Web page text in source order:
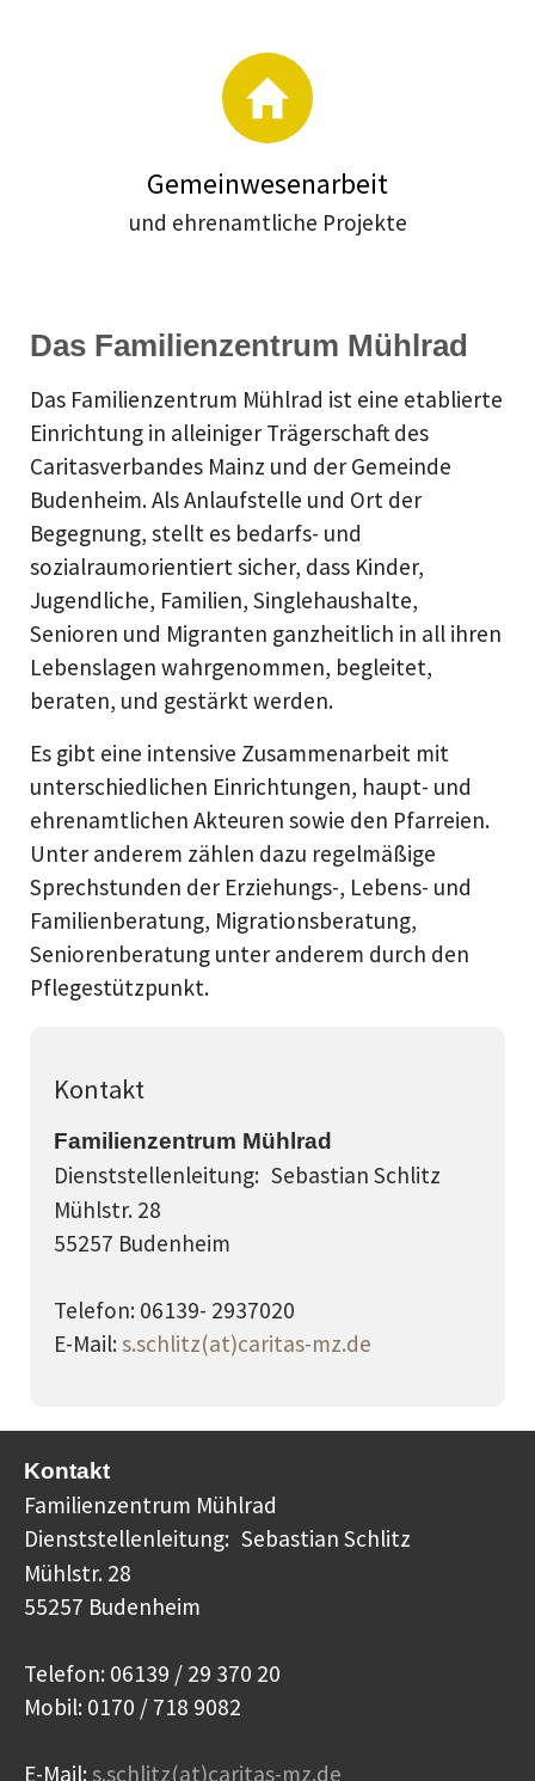
Gemeinwesenarbeit
und ehrenamtliche Projekte
Das Familienzentrum Mühlrad
Das Familienzentrum Mühlrad ist eine etablierte
Einrichtung in alleiniger Trägerschaft des
Caritasverbandes Mainz und der Gemeinde
Budenheim. Als Anlaufstelle und Ort der
Begegnung, stellt es bedarfs- und
sozialraumorientiert sicher, dass Kinder,
Jugendliche, Familien, Singlehaushalte,
Senioren und Migranten ganzheitlich in all ihren
Lebenslagen wahrgenommen, begleitet,
beraten, und gestärkt werden.
Es gibt eine intensive Zusammenarbeit mit
unterschiedlichen Einrichtungen, haupt- und
ehrenamtlichen Akteuren sowie den Pfarreien.
Unter anderem zählen dazu regelmäßige
Sprechstunden der Erziehungs-, Lebens- und
Familienberatung, Migrationsberatung,
Seniorenberatung unter anderem durch den
Pflegestützpunkt.
Kontakt
Familienzentrum Mühlrad
Dienststellenleitung: Sebastian Schlitz
Mühlstr. 28
55257 Budenheim
Telefon: 06139- 2937020
E-Mail:s.schlitz(at)caritas-mz.de
Kontakt
Familienzentrum Mühlrad
Dienststellenleitung: Sebastian Schlitz
Mühlstr. 28
55257 Budenheim
Telefon: 06139 / 29 370 20
Mobil: 0170 / 718 9082
E-Mail:s.schlitz(at)caritas-mz.de